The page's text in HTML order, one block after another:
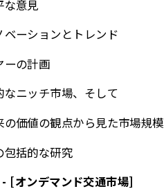
な意見
ーションとトレンド
ーの計画
ニッチ市場、そして
価値の観点から見た市場規模
包括的な研究
[オンデマンド交通市場]